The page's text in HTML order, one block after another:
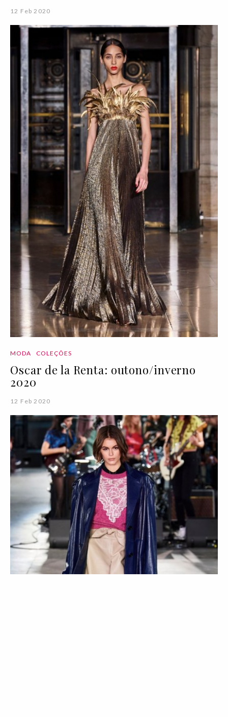
12 Feb 2020
MODA COLEÇÕES
Oscar de la Renta: outono/inverno
2020
12 Feb 2020